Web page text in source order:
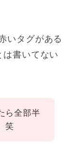
いタグがある
書いてない
ら全部半
笑